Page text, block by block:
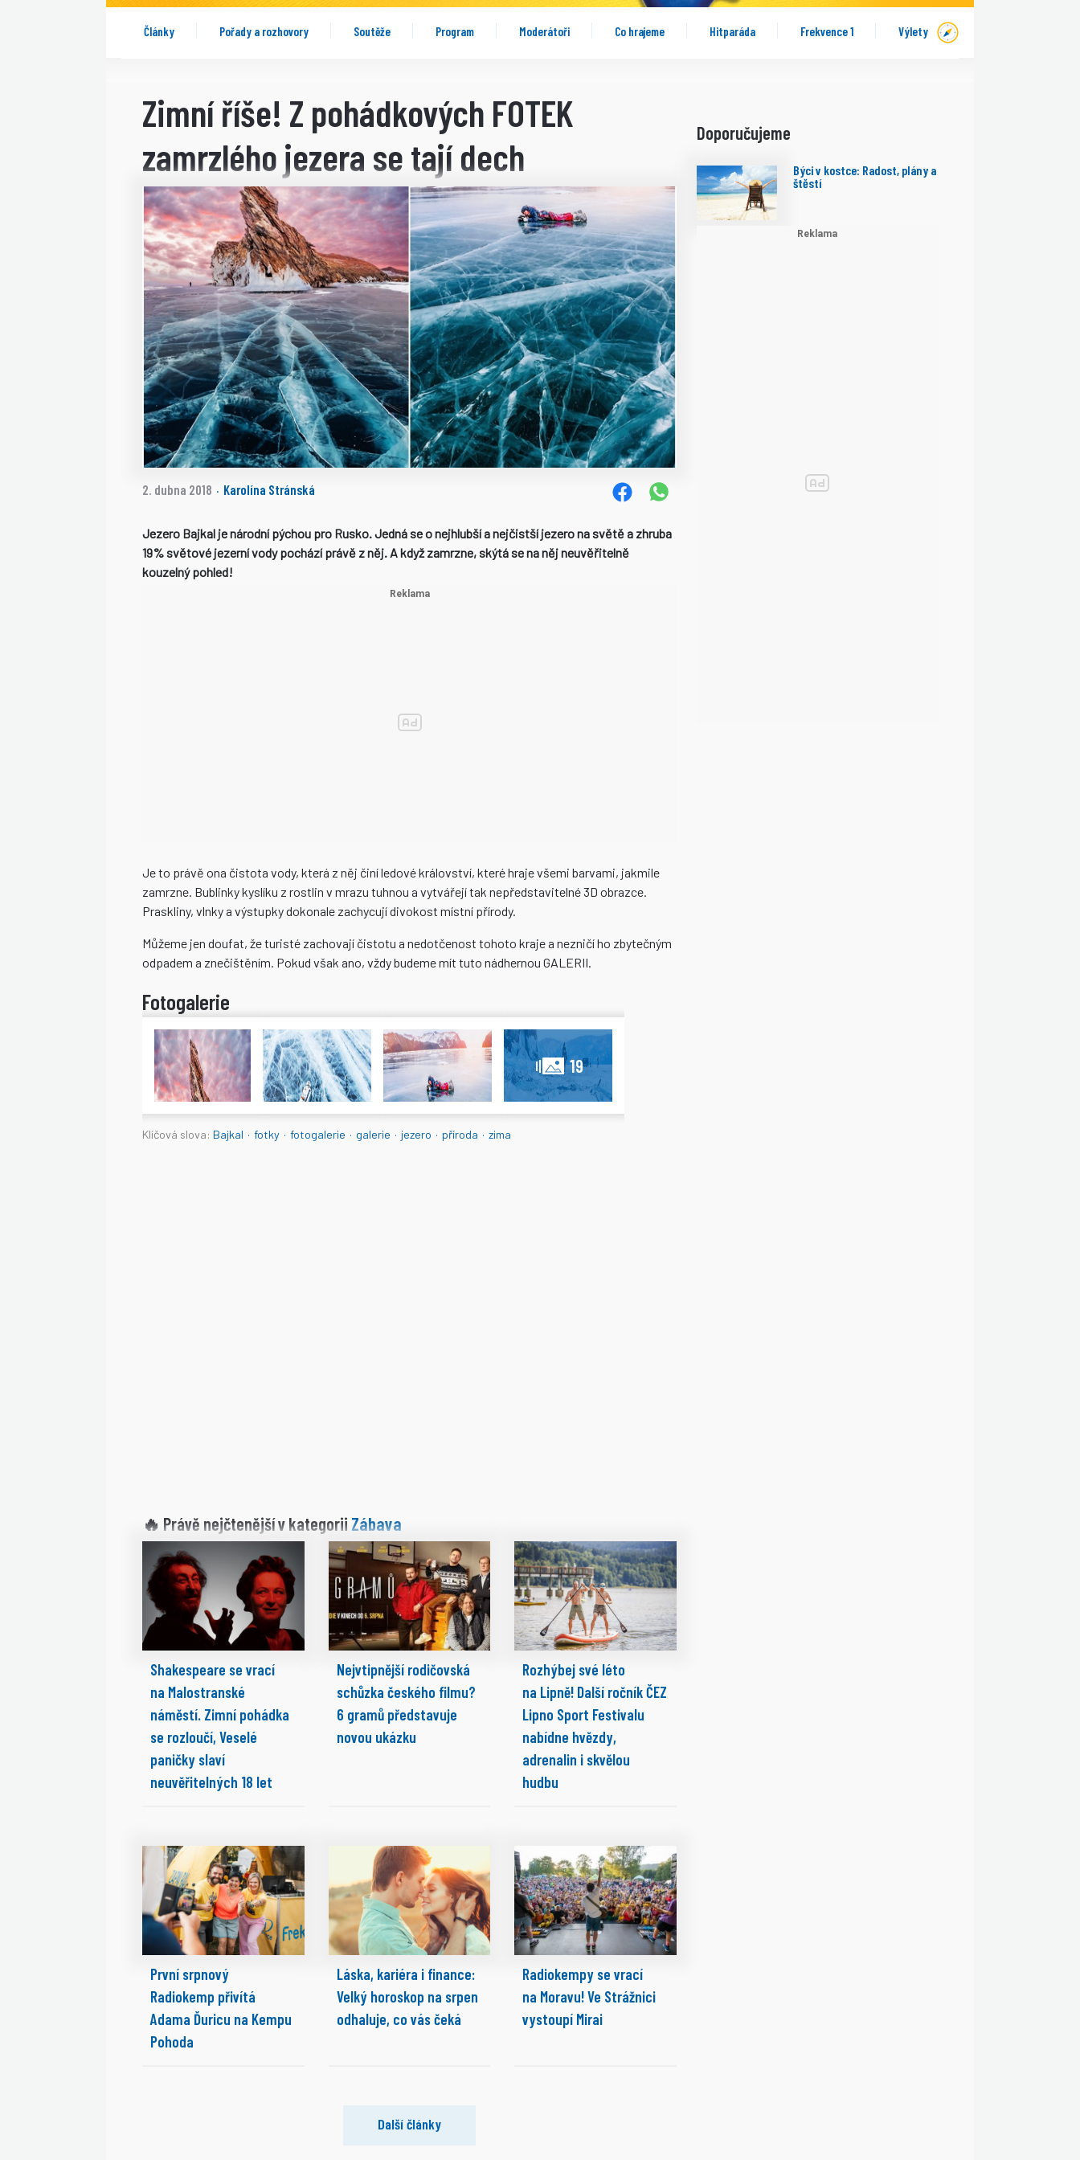
Články Pořady a rozhovory Soutěže Program Moderátoři Co hrajeme Hitparáda Frekvence 1 Výlety
Zimní říše! Z pohádkových FOTEK
zamrzlého jezera se tají dech
2. dubna 2018 · Karolína Stránská
Jezero Bajkal je národní pýchou pro Rusko. Jedná se o nejhlubší a nejčistší jezero na světě a zhruba
19% světové jezerní vody pochází právě z něj. A když zamrzne, skýtá se na něj neuvěřitelně
kouzelný pohled!
Je to právě ona čistota vody, která z něj činí ledové království, které hraje všemi barvami, jakmile
zamrzne. Bublinky kyslíku z rostlin v mrazu tuhnou a vytvářejí tak nepředstavitelné 3D obrazce.
Praskliny, vlnky a výstupky dokonale zachycují divokost místní přírody.
Můžeme jen doufat, že turisté zachovají čistotu a nedotčenost tohoto kraje a nezničí ho zbytečným
odpadem a znečištěním. Pokud však ano, vždy budeme mít tuto nádhernou GALERII.
19
Klíčová slova: Bajkal · fotky · fotogalerie · galerie · jezero · příroda · zima
🔥 Právě nejčtenější v kategorii Zábava
Shakespeare se vrací
na Malostranské
náměstí. Zimní pohádka
se rozloučí, Veselé
paničky slaví
neuvěřitelných 18 let
Nejvtipnější rodičovská
schůzka českého filmu?
6 gramů představuje
novou ukázku
Rozhýbej své léto
na Lipně! Další ročník ČEZ
Lipno Sport Festivalu
nabídne hvězdy,
adrenalin i skvělou
hudbu
První srpnový
Radiokemp přivítá
Adama Ďuricu na Kempu
Pohoda
Láska, kariéra i finance:
Velký horoskop na srpen
odhaluje, co vás čeká
Radiokempy se vrací
na Moravu! Ve Strážnici
vystoupí Mirai
Další články
Doporučujeme
Býci v kostce: Radost, plány a
štěstí